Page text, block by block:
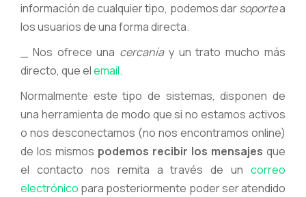
información de cualquier tipo, podemos darsoportea
los usuarios de una forma directa.
_ Nos ofrece una cercaníay un trato mucho más
directo, que elemail.
Normalmente este tipo de sistemas, disponen de
una herramienta de modo que si no estamos activos
o nos desconectamos (no nos encontramos online)
de los mismos podemos recibir los mensajes que
el contacto nos remita a través de un correo
electrónico para posteriormente poder ser atendido